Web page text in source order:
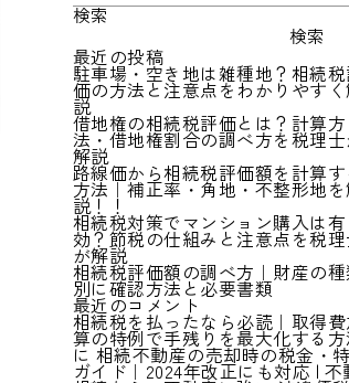
検索
検索
最近の投稿
駐車場・空き地は雑種地？相続税
価の方法と注意点をわかりやす
説
借地権の相続税評価とは？計算方
法・借地権割合の調べ方を税理
解説
路線価から相続税評価額を計算す
方法｜補正率・角地・不整形地
説！！
相続税対策でマンション購入は有
効？節税の仕組みと注意点を税理
が解説
相続税評価額の調べ方｜財産の種
別に確認方法と必要書類
最近のコメント
相続税を払ったなら必読｜取得費
算の特例で手残りを最大化する方
に 相続不動産の売却時の税金・
ガイド｜2024年改正にも対応 | 不